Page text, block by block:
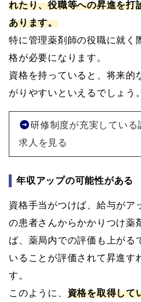
れたり、役職等への昇進を打
あります。
特に管理薬剤師の役職に就く
格が必要になります。
資格を持っていると、将来的
がりやすいといえるでしょう。
研修制度が充実している
求人を見る
年収アップの可能性がある
資格手当がつけば、給与がア
の患者さんからかかりつけ薬
ば、薬局内での評価も上がる
いることが評価されて昇進す
す。
このように、 資格を取得して